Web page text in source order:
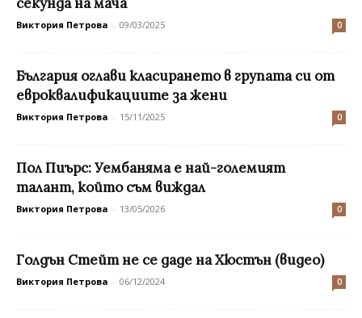
Виктория Петрова - 09/03/2025 0
България оглави класирането в групата си от
евроквалификациите за жени
Виктория Петрова - 15/11/2025 0
Пол Пиърс: Уембаняма е най-големият
талант, който съм виждал
Виктория Петрова - 13/05/2026 0
Голдън Стейт не се даде на Хюстън (видео)
Виктория Петрова - 06/12/2024 0